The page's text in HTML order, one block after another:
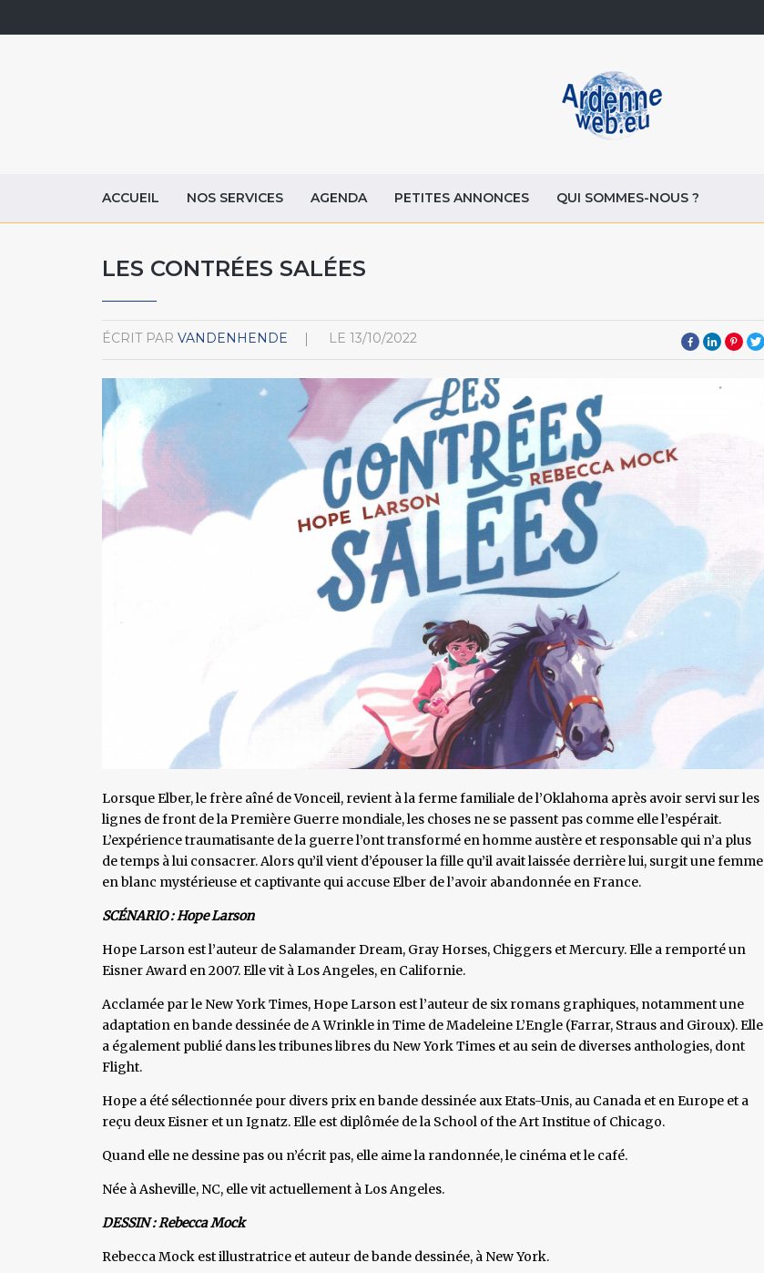
ACCUEIL NOS SERVICES AGENDA PETITES ANNONCES QUI SOMMES-NOUS ?
LES CONTRÉES SALÉES
ÉCRIT PAR VANDENHENDE LE 13/10/2022
Lorsque Elber, le frère aîné de Vonceil, revient à la ferme familiale de l’Oklahoma après avoir servi sur les
lignes de front de la Première Guerre mondiale, les choses ne se passent pas comme elle l’espérait.
L’expérience traumatisante de la guerre l’ont transformé en homme austère et responsable qui n’a plus
de temps à lui consacrer. Alors qu’il vient d’épouser la fille qu’il avait laissée derrière lui, surgit une femme
en blanc mystérieuse et captivante qui accuse Elber de l’avoir abandonnée en France.
SCÉNARIO : Hope Larson
Hope Larson est l’auteur de Salamander Dream, Gray Horses, Chiggers et Mercury. Elle a remporté un
Eisner Award en 2007. Elle vit à Los Angeles, en Californie.
Acclamée par le New York Times, Hope Larson est l’auteur de six romans graphiques, notamment une
adaptation en bande dessinée de A Wrinkle in Time de Madeleine L’Engle (Farrar, Straus and Giroux). Elle
a également publié dans les tribunes libres du New York Times et au sein de diverses anthologies, dont
Flight.
Hope a été sélectionnée pour divers prix en bande dessinée aux Etats-Unis, au Canada et en Europe et a
reçu deux Eisner et un Ignatz. Elle est diplômée de la School of the Art Institue of Chicago.
Quand elle ne dessine pas ou n’écrit pas, elle aime la randonnée, le cinéma et le café.
Née à Asheville, NC, elle vit actuellement à Los Angeles.
DESSIN : Rebecca Mock
Rebecca Mock est illustratrice et auteur de bande dessinée, à New York.